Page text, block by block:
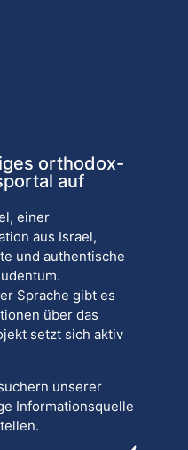
orthodox-
auf
einer
aus Israel,
und authentische
Sprache gibt es
über das
setzt sich aktiv
unserer
Informationsquelle